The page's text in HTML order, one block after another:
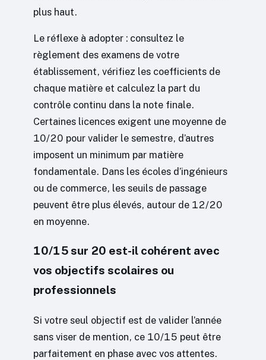
plus haut.
Le réflexe à adopter : consultez le
règlement des examens de votre
établissement, vérifiez les coefficients de
chaque matière et calculez la part du
contrôle continu dans la note finale.
Certaines licences exigent une moyenne de
10/20 pour valider le semestre, d’autres
imposent un minimum par matière
fondamentale. Dans les écoles d’ingénieurs
ou de commerce, les seuils de passage
peuvent être plus élevés, autour de 12/20
en moyenne.
10/15 sur 20 est-il cohérent avec
vos objectifs scolaires ou
professionnels
Si votre seul objectif est de valider l’année
sans viser de mention, ce 10/15 peut être
parfaitement en phase avec vos attentes.